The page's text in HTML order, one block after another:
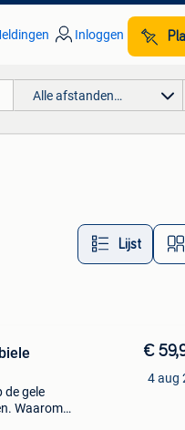
Inloggen
Alle afstanden…
Lijst
de gele
Waarom
€
4 aug